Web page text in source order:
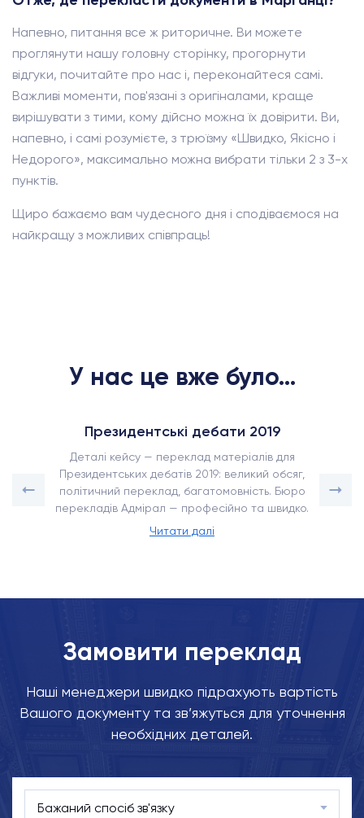
Напевно, питання все ж риторичне. Ви можете
проглянути нашу головну сторінку, прогорнути
відгуки, почитайте про нас і, переконайтеся самі.
Важливі моменти, пов'язані з оригіналами, краще
вирішувати з тими, кому дійсно можна їх довірити. Ви,
напевно, і самі розумієте, з трюїзму «Швидко, Якісно і
Недорого», максимально можна вибрати тільки 2 з 3-х
пунктів.
Щиро бажаємо вам чудесного дня і сподіваємося на
найкращу з можливих співпраць!
У нас це вже було...
Президентські дебати 2019
Деталі кейсу — переклад матеріалів для
Президентських дебатів 2019: великий обсяг,
політичний переклад, багатомовність. Бюро
перекладів Адмірал — професійно та швидко.
Читати далі
Замовити переклад
Наші менеджери швидко підрахують вартість
Вашого документу та зв’яжуться для уточнення
необхідних деталей.